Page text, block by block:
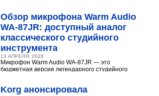
Обзор микрофона Warm Audio
WA‑87JR: доступный аналог
классического студийного
инструмента
13 АПРЕЛЯ, 2026
Микрофон Warm Audio WA‑87JR — это
бюджетная версия легендарного студийного
Korg анонсировала